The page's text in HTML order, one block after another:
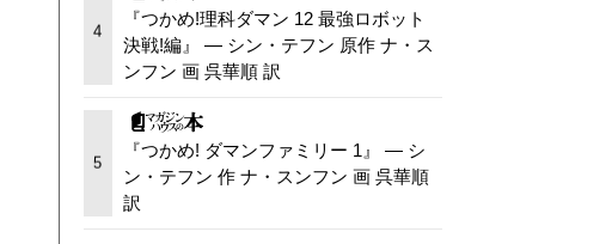
4
『つかめ!理科ダマン 12 最強ロボット
決戦!編』 — シン・テフン 原作 ナ・ス
ンフン 画 呉華順 訳
5
『つかめ! ダマンファミリー 1』 — シ
ン・テフン 作 ナ・スンフン 画 呉華順
訳